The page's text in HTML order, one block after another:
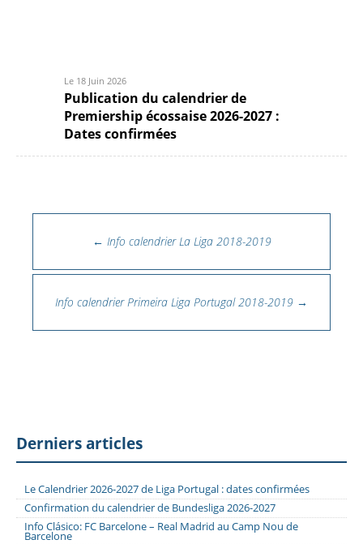
Le 18 Juin 2026
Publication du calendrier de
Premiership écossaise 2026-2027 :
Dates confirmées
← Info calendrier La Liga 2018-2019
Info calendrier Primeira Liga Portugal 2018-2019 →
Derniers articles
Le Calendrier 2026-2027 de Liga Portugal : dates confirmées
Confirmation du calendrier de Bundesliga 2026-2027
Info Clásico: FC Barcelone – Real Madrid au Camp Nou de
Barcelone